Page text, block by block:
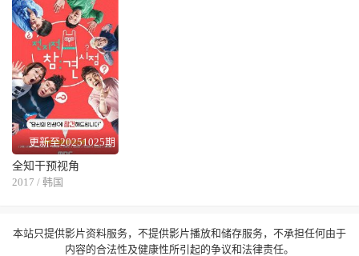
更新至20251025期
全知干预视角
2017 / 韩国
本站只提供影片资料服务，不提供影片播放和储存服务，不承担任何由于
内容的合法性及健康性所引起的争议和法律责任。